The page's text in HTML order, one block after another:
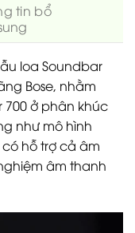
tin bổ
loa Soundbar
Bose, nhằm
700 ở phân khúc
như mô hình
hỗ trợ cả âm
âm thanh